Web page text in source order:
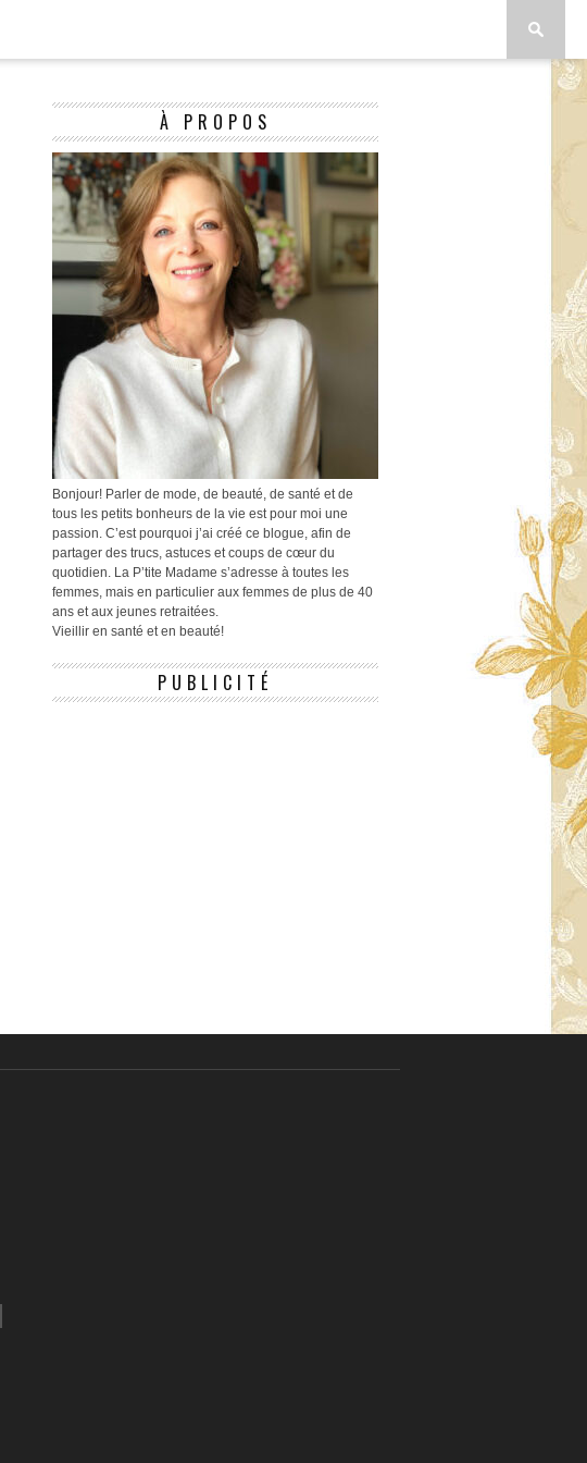
À PROPOS
Bonjour! Parler de mode, de beauté, de santé et de
tous les petits bonheurs de la vie est pour moi une
passion. C’est pourquoi j’ai créé ce blogue, afin de
partager des trucs, astuces et coups de cœur du
quotidien. La P’tite Madame s’adresse à toutes les
femmes, mais en particulier aux femmes de plus de 40
ans et aux jeunes retraitées.
Vieillir en santé et en beauté!
PUBLICITÉ